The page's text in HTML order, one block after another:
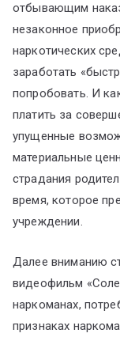
отбывающим
незаконное
наркотических
заработать
попробовать. И
платить за
упущенные
материальные
страдания
время, которое
учреждении.
Далее вниманию
видеофильм
наркоманах,
признаках